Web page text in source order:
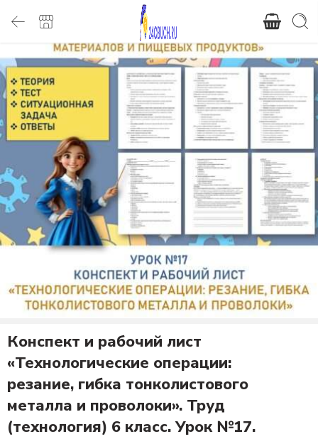
Конспект и рабочий лист
«Технологические операции:
резание, гибка тонколистового
металла и проволоки». Труд
(технология) 6 класс. Урок №17.